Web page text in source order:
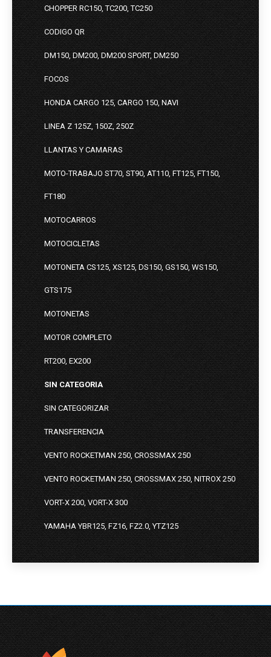
CHOPPER RC150, TC200, TC250
CODIGO QR
DM150, DM200, DM200 SPORT, DM250
FOCOS
HONDA CARGO 125, CARGO 150, NAVI
LINEA Z 125Z, 150Z, 250Z
LLANTAS Y CAMARAS
MOTO-TRABAJO ST70, ST90, AT110, FT125, FT150,
FT180
MOTOCARROS
MOTOCICLETAS
MOTONETA CS125, XS125, DS150, GS150, WS150,
GTS175
MOTONETAS
MOTOR COMPLETO
RT200, EX200
SIN CATEGORIA
SIN CATEGORIZAR
TRANSFERENCIA
VENTO ROCKETMAN 250, CROSSMAX 250
VENTO ROCKETMAN 250, CROSSMAX 250, NITROX 250
VORT-X 200, VORT-X 300
YAMAHA YBR125, FZ16, FZ2.0, YTZ125